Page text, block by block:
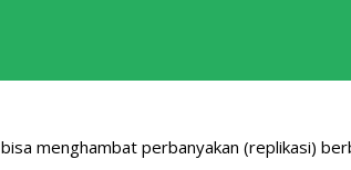
menghambat perbanyakan (replikasi)